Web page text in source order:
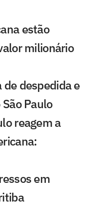
estão
milionário
de despedida e
Paulo
reagem a
em